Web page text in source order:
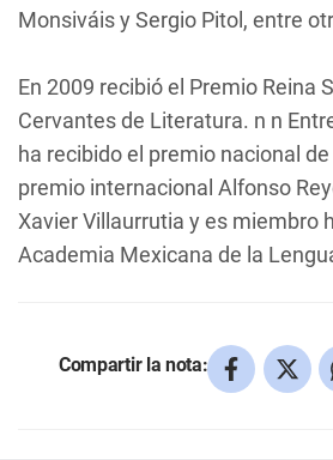
Monsiváis y Sergio Pitol, entre
En 2009 recibió el Premio Reina
Cervantes de Literatura. n n
ha recibido el premio nacional
premio internacional Alfonso
Xavier Villaurrutia y es miembro
Academia Mexicana de la
Compartir la nota: